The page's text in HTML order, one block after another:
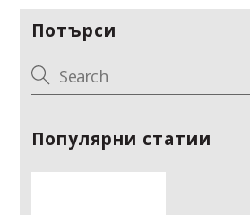
Потърси
Популярни статии